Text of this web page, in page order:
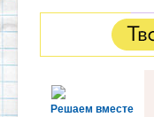
Решаем вместе